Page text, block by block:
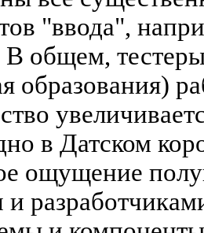
"ввода",
общем,
образования)
в Датском
ощущение
и